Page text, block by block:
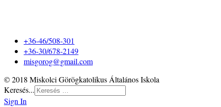
+36-46/508-301
+36-30/678-2149
misgorog@gmail.com
© 2018 Miskolci Görögkatolikus Általános Iskola
Keresés...
Sign In